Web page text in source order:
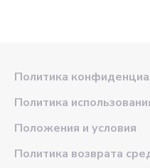
Политика
Политика
Положения и условия
Политика возврата